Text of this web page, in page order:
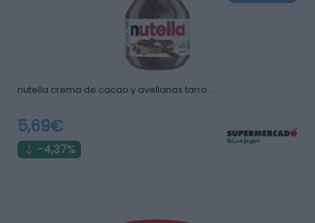
nutella crema de cacao y avellanas tarro …
5,69€
-4,37%